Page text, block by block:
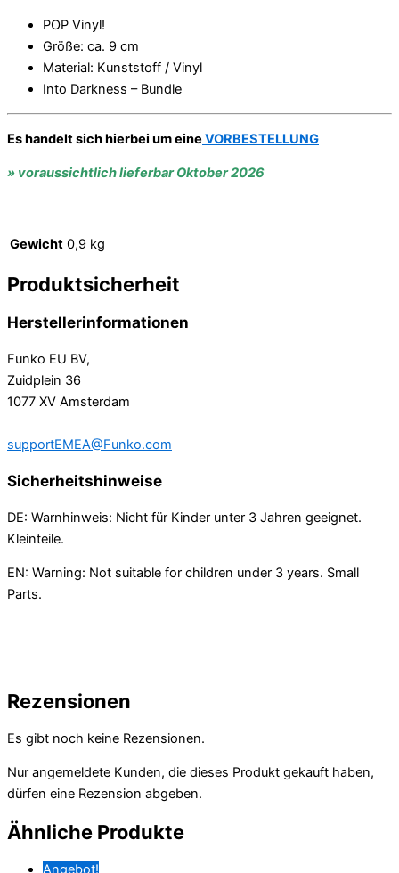
POP Vinyl!
Größe: ca. 9 cm
Material: Kunststoff / Vinyl
Into Darkness – Bundle
Es handelt sich hierbei um eine VORBESTELLUNG
» voraussichtlich lieferbar Oktober 2026
Gewicht 0,9 kg
Produktsicherheit
Herstellerinformationen
Funko EU BV,
Zuidplein 36
1077 XV Amsterdam
supportEMEA@Funko.com
Sicherheitshinweise
DE: Warnhinweis: Nicht für Kinder unter 3 Jahren geeignet.
Kleinteile.
EN: Warning: Not suitable for children under 3 years. Small
Parts.
Rezensionen
Es gibt noch keine Rezensionen.
Nur angemeldete Kunden, die dieses Produkt gekauft haben,
dürfen eine Rezension abgeben.
Ähnliche Produkte
Angebot!